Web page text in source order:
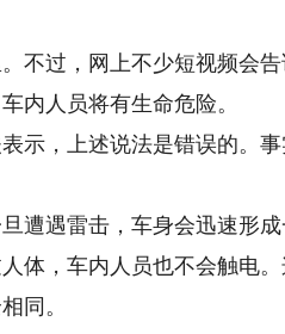
过，网上不少短视频会告
内人员将有生命危险。
，上述说法是错误的。事
遇雷击，车身会迅速形成
体，车内人员也不会触电
同。